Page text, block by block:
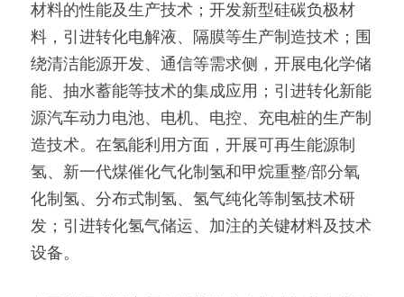
材料的性能及生产技术；开发新型硅碳负极材
料，引进转化电解液、隔膜等生产制造技术；围
绕清洁能源开发、通信等需求侧，开展电化学储
能、抽水蓄能等技术的集成应用；引进转化新能
源汽车动力电池、电机、电控、充电桩的生产制
造技术。在氢能利用方面，开展可再生能源制
氢、新一代煤催化气化制氢和甲烷重整/部分氧
化制氢、分布式制氢、氢气纯化等制氢技术研
发；引进转化氢气储运、加注的关键材料及技术
设备。